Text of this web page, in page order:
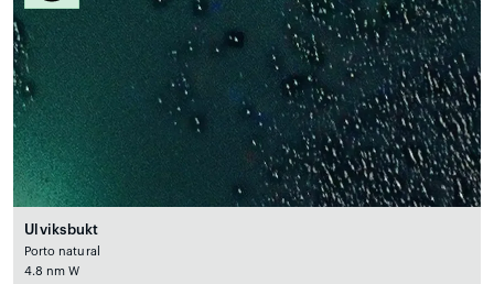
Ulviksbukt
Porto natural
4.8 nm W